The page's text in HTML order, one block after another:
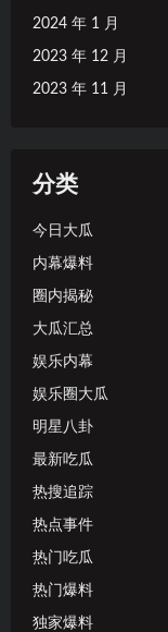
2024 年 1 月
2023 年 12 月
2023 年 11 月
分类
今日大瓜
内幕爆料
圈内揭秘
大瓜汇总
娱乐内幕
娱乐圈大瓜
明星八卦
最新吃瓜
热搜追踪
热点事件
热门吃瓜
热门爆料
独家爆料